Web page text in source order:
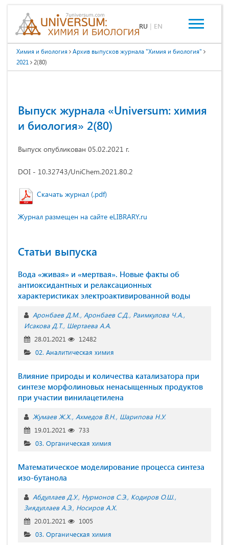
RU | EN
Химия и биология
Архив выпусков журнала "Химия и биология"
2021
2(80)
Выпуск журнала «Universum: химия
и биология» 2(80)
Выпуск опубликован 05.02.2021 г.
DOI - 10.32743/UniChem.2021.80.2
Скачать журнал (.pdf)
Журнал размещен на сайте eLIBRARY.ru
Статьи выпуска
Вода «живая» и «мертвая». Новые факты об
антиоксидантных и релаксационных
характеристиках электроактивированной воды
Аронбаев Д.М. Аронбаев С.Д. Раимкулова Ч.А.
Исакова Д.Т. Шертаева А.А.
28.01.2021
12482
02. Аналитическая химия
Влияние природы и количества катализатора при
синтезе морфолиновых ненасыщенных продуктов
при участии винилацетилена
Жумаев Ж.Х. Ахмедов В.Н. Шарипова Н.У.
19.01.2021
733
03. Органическая химия
Математическое моделирование процесса синтеза
изо-бутанола
Абдуллаев Д.У. Нурмонов С.Э. Кодиров О.Ш.
Зиядуллаев А.Э. Носиров А.Х.
20.01.2021
1005
03. Органическая химия